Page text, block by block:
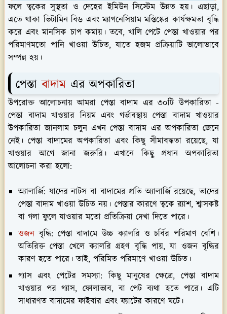
ফলে ত্বকের সুস্থতা ও দেহের ইমিউন সিস্টেম উন্নত হয়। এছাড়া,
এতে থাকা ভিটামিন বি৬ এবং ম্যাগনেসিয়াম মস্তিষ্কের কার্যক্ষমতা বৃদ্ধি
করে এবং মানসিক চাপ কমায়। তবে, খালি পেটে পেস্তা খাওয়ার পর
পরিমাণমতো পানি খাওয়া উচিত, যাতে হজম প্রক্রিয়াটি ভালোভাবে
সম্পন্ন হয়।
পেস্তাবাদাম এর অপকারিতা
উপরোক্ত আলোচনায় আমরা পেস্তা বাদাম এর ৩০টি উপকারিতা -
পেস্তা বাদাম খাওয়ার নিয়ম এবং গর্ভাবস্থায় পেস্তা বাদাম খাওয়ার
উপকারিতা জানলাম চলুন এখন পেস্তা বাদাম এর অপকারিতা জেনে
নেই। পেস্তা বাদামের অপকারিতা এবং কিছু সীমাবদ্ধতা রয়েছে, যা
খাওয়ার আগে জানা জরুরি। এখানে কিছু প্রধান অপকারিতা
আলোচনা করা হলো:
অ্যালার্জি: যাদের নাটস বা বাদামের প্রতি অ্যালার্জি রয়েছে, তাদের
পেস্তা বাদাম খাওয়া উচিত নয়। পেস্তার কারণে ত্বকে র‍্যাশ, শ্বাসকষ্ট
বা গলা ফুলে যাওয়ার মতো প্রতিক্রিয়া দেখা দিতে পারে।
ওজন বৃদ্ধি: পেস্তা বাদামে উচ্চ ক্যালরি ও চর্বির পরিমাণ বেশি।
অতিরিক্ত পেস্তা খেলে ক্যালরি গ্রহণ বৃদ্ধি পায়, যা ওজন বৃদ্ধির
কারণ হতে পারে। তাই, পরিমিত পরিমাণে খাওয়া উচিত।
গ্যাস এবং পেটের সমস্যা: কিছু মানুষের ক্ষেত্রে, পেস্তা বাদাম
খাওয়ার পর গ্যাস, ফোলাভাব, বা পেট ব্যথা হতে পারে। এটি
সাধারণত বাদামের ফাইবার এবং ফ্যাটের কারণে ঘটে।